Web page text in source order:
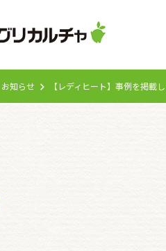
お知らせ 【レディヒート】事例を掲載